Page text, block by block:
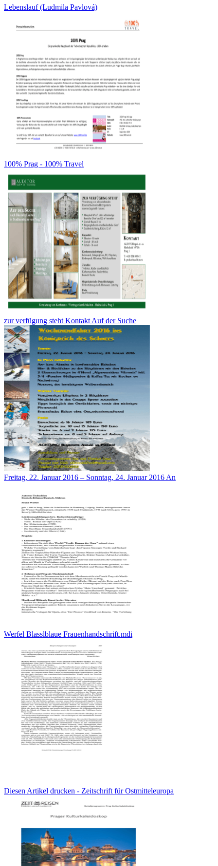
Lebenslauf (Ludmila Pavlová)
100% Prag - 100% Travel
zur verfügung steht Kontakt Auf der Suche
Freitag, 22. Januar 2016 – Sonntag, 24. Januar 2016 An
Werfel Blasslblaue Frauenhandschrift.mdi
Diesen Artikel drucken - Zeitschrift für Ostmitteleuropa